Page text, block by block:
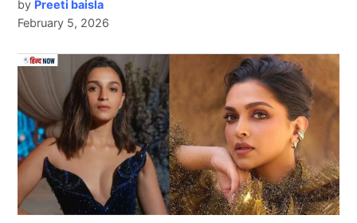
पूर्व कप्तानरोहित शर्माटी20 अंतरराष्ट्रीय (T20I) मैचों में भारत
के सबसे ज़्यादा रन बनाने वाले खिलाड़ियों की सूची में सबसे ऊपर
हैं। 2007 से 2024 तक, रोहित ने 159 मैच खेले और 4231 रन
बनाए। उनका सर्वोच्च स्कोर नाबाद 121 रन और स्ट्राइक रेट
140.89 का रहा।
Next Article
by Preeti baisla
February 5, 2026